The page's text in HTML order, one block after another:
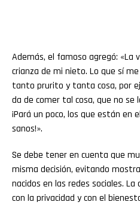
Además, el famoso agregó: «La
crianza de mi nieto. Lo que sí
tanto prurito y tanta cosa, por
da de comer tal cosa, que no
¡Pará un poco, los que están
sanos!».
Se debe tener en cuenta que
misma decisión, evitando
nacidos en las redes sociales.
con la privacidad y con el